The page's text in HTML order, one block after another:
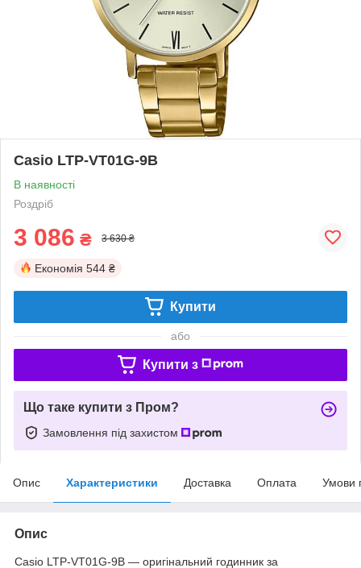
Casio LTP-VT01G-9B
В наявності
Роздріб
3 086 ₴ 3 630 ₴
Економія 544 ₴
Купити
або
Купити з
Що таке купити з Пром?
Замовлення під захистом
Опис Характеристики Доставка Оплата Умови
Опис
Casio LTP-VT01G-9B — оригінальний годинник за